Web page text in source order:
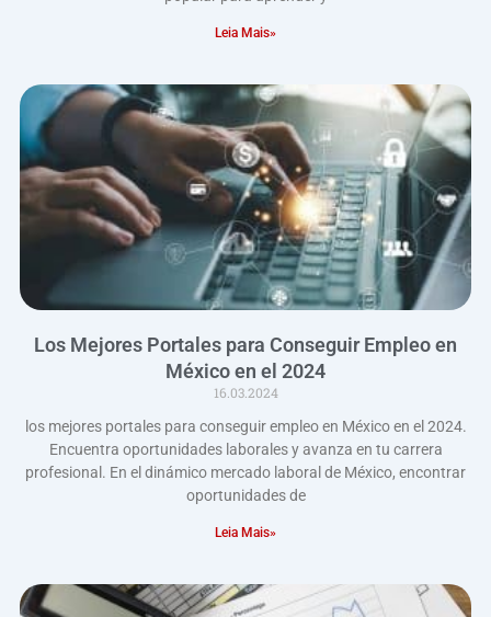
Leia Mais»
Los Mejores Portales para Conseguir Empleo en
México en el 2024
16.03.2024
los mejores portales para conseguir empleo en México en el 2024.
Encuentra oportunidades laborales y avanza en tu carrera
profesional. En el dinámico mercado laboral de México, encontrar
oportunidades de
Leia Mais»